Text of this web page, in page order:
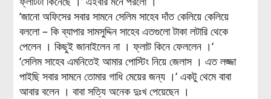
‘জানো অফিসের সবার সামনে সেলিম সাহেব দাঁত কেলিয়ে কেলিয়ে
বললো – কি ব্যাপার সামসুদ্দিন সাহেব এতগুলো টাকা লটারি থেকে
পেলেন । কিছুই জানাইলেন না । ফ্লাট কিনে ফেললেন ।‘
‘সেলিম সাহেব এমনিতেই আমার পোস্টিং নিয়ে জেলাস । এত লজ্জা
পাইছি সবার সামনে তোমার গাধি মেয়ের জন্য ।‘ একটু থেমে বাবা
আবার বলেন । বাবা সত্যি অনেক দুঃখ পেয়েছেন ।